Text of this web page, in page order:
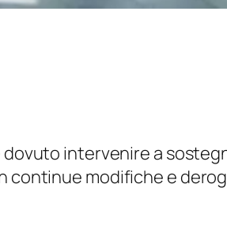
dovuto intervenire a
continue modifiche e